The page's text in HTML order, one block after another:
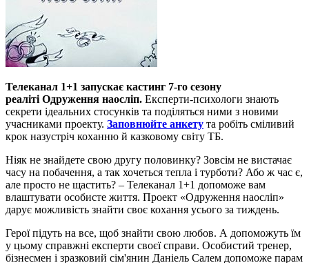
Телеканал 1+1 запускає кастинг 7-го сезону
реаліті Одруження наосліп. Експерти-психологи знають
секрети ідеальних стосунків та поділяться ними з новими
учасниками проекту. Заповнюйте анкету та робіть сміливий
крок назустріч коханню й казковому світу ТБ.
Ніяк не знайдете свою другу половинку? Зовсім не вистачає
часу на побачення, а так хочеться тепла і турботи? Або ж час є,
але просто не щастить? – Телеканал 1+1 допоможе вам
влаштувати особисте життя. Проект «Одруження наосліп»
дарує можливість знайти своє кохання усього за тиждень.
Герої підуть на все, щоб знайти свою любов. А допоможуть їм
у цьому справжні експерти своєї справи. Особистий тренер,
бізнесмен і зразковий сім'янин Даніель Салем допоможе парам